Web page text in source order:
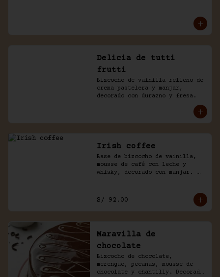
Delicia de tutti
frutti
Bizcocho de vainilla relleno de
crema pastelera y manjar,
decorado con durazno y fresa.
Irish coffee
Base de bizcocho de vainilla,
mousse de café con leche y
whisky, decorado con manjar.
S/ 92.00
Maravilla de
chocolate
Bizcocho de chocolate,
merengue, pecanas, mousse de
chocolate y chantilly. Decorado